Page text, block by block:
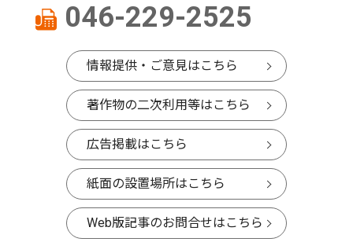
046-229-2525
情報提供・ご意見はこちら
著作物の二次利用等はこちら
広告掲載はこちら
紙面の設置場所はこちら
Web版記事のお問合せはこちら